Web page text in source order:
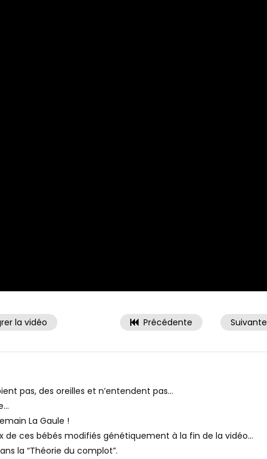
la vidéo Précédente Suivante
pas, des oreilles et n’entendent pas…
La Gaule !
de ces bébés modifiés génétiquement à la fin de la vidéo…
la “Théorie du complot”.